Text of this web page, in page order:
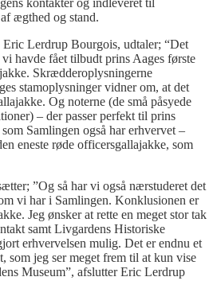
kontakter og indleveret til
ægthed og stand.
Lerdrup Bourgois, udtaler; “Det
havde fået tilbudt prins Aages første
Skrædderoplysningerne
stamoplysninger vidner om, at det
Og noterne (de små påsyede
– der passer perfekt til prins
Samlingen også har erhvervet –
eneste røde officersgallajakke, som
”Og så har vi også nærstuderet det
vi har i Samlingen. Konklusionen er
Jeg ønsker at rette en meget stor tak
samt Livgardens Historiske
erhvervelsen mulig. Det er endnu et
som jeg ser meget frem til at kun vise
Museum”, afslutter Eric Lerdrup